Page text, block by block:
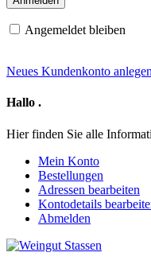
Angemeldet bleiben
Neues Kundenkonto anlegen
Hallo .
Hier finden Sie alle
Mein Konto
Bestellungen
Adressen bearbeiten
Kontodetails
Abmelden